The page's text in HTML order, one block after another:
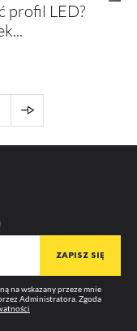
profil LED?
na wskazany przeze mnie
Administratora. Zgoda